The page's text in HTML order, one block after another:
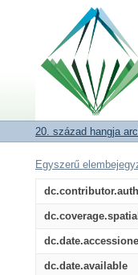
20. század
20. század hangja
Egyszerű
dc.coverage.spatial
dc.date.available